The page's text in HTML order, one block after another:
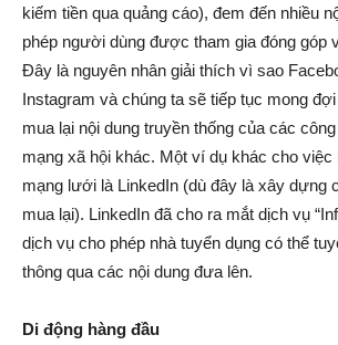
kiếm tiền qua quảng cáo), đem đến nhiều
phép người dùng được tham gia đóng góp
Đây là nguyên nhân giải thích vì sao
Instagram và chúng ta sẽ tiếp tục mong
mua lại nội dung truyền thống của các
mạng xã hội khác. Một ví dụ khác cho
mạng lưới là LinkedIn (dù đây là xây dựng
mua lại). LinkedIn đã cho ra mắt dịch vụ
dịch vụ cho phép nhà tuyển dụng có thể
thông qua các nội dung đưa lên.
Di động hàng đầu